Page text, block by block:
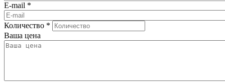
E-mail *
Количество *
Ваша цена